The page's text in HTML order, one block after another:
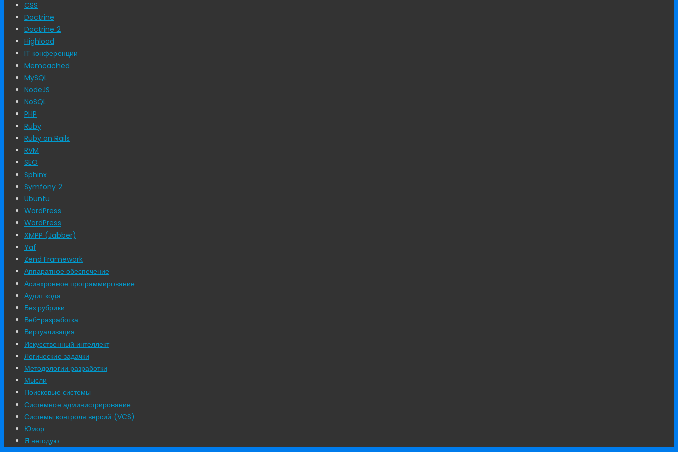
CSS
Doctrine
Doctrine 2
Highload
IT конференции
Memcached
MySQL
NodeJS
NoSQL
PHP
Ruby
Ruby on Rails
RVM
SEO
Sphinx
Symfony 2
Ubuntu
WordPress
WordPress
XMPP (Jabber)
Yaf
Zend Framework
Аппаратное обеспечение
Асинхронное программирование
Аудит кода
Без рубрики
Веб-разработка
Виртуализация
Искусственный интеллект
Логические задачки
Методологии разработки
Мысли
Поисковые системы
Системное администрирование
Системы контроля версий (VCS)
Юмор
Я негодую